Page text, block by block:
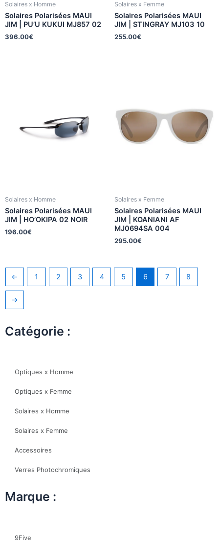
Solaires x Homme
Solaires Polarisées MAUI
JIM | PU’U KUKUI MJ857 02
396.00€
Solaires x Femme
Solaires Polarisées MAUI
JIM | STINGRAY MJ103 10
255.00€
Solaires x Homme
Solaires Polarisées MAUI
JIM | HO’OKIPA 02 NOIR
196.00€
Solaires x Femme
Solaires Polarisées MAUI
JIM | KOANIANI AF
MJ0694SA 004
295.00€
← 1 2 3 4 5 6 7 8
→
Catégorie :
Optiques x Homme
Optiques x Femme
Solaires x Homme
Solaires x Femme
Accessoires
Verres Photochromiques
Marque :
9Five